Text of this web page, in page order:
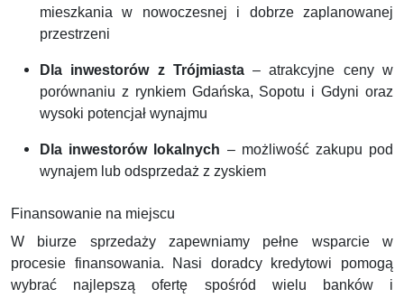
mieszkania w nowoczesnej i dobrze zaplanowanej
przestrzeni
Dla inwestorów z Trójmiasta– atrakcyjne ceny w
porównaniu z rynkiem Gdańska, Sopotu i Gdyni oraz
wysoki potencjał wynajmu
Dla inwestorów lokalnych – możliwość zakupu pod
wynajem lub odsprzedaż z zyskiem
Finansowanie na miejscu
W biurze sprzedaży zapewniamy pełne wsparcie w
procesie finansowania. Nasi doradcy kredytowi pomogą
wybrać najlepszą ofertę spośród wielu banków i